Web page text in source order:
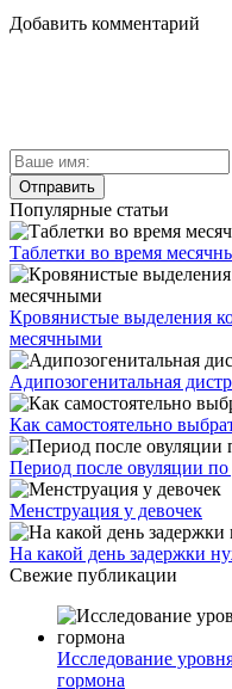
Добавить комментарий
Популярные статьи
Таблетки во время
Кровянистые выделения
месячными
Адипозогенитальная
Как самостоятельно
Период после овуляции
Менструация у девочек
На какой день задержки
Свежие публикации
Исследование
гормона